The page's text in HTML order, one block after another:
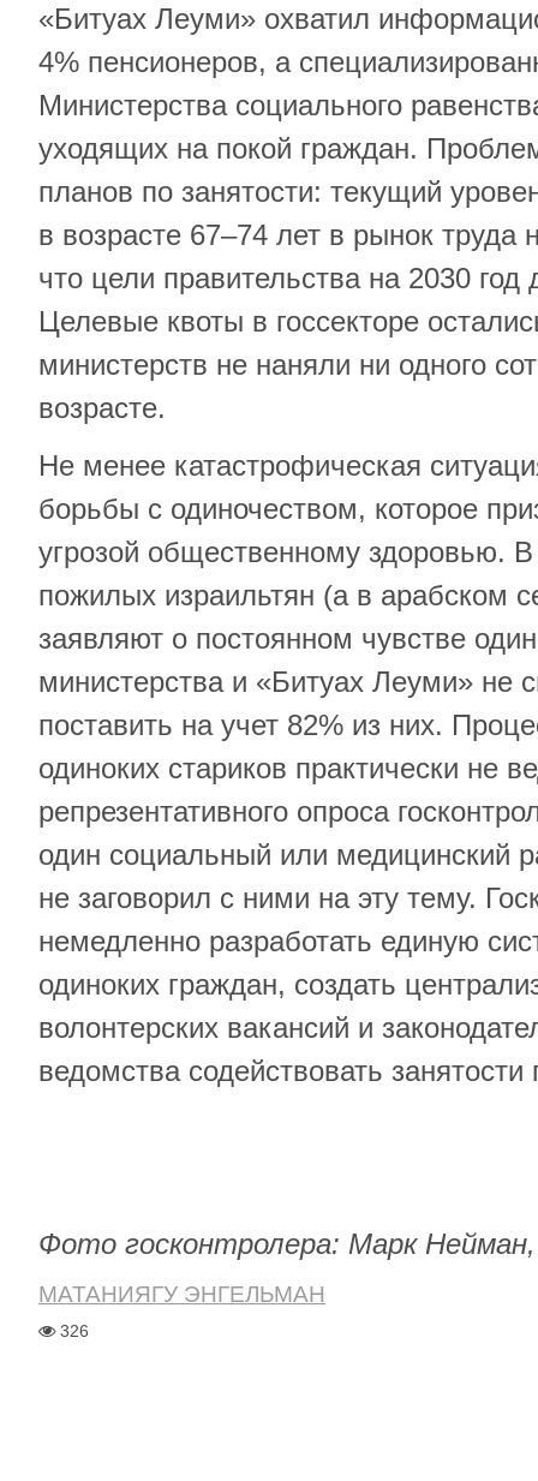
«Битуах Леуми» охватил
4% пенсионеров, а
Министерства социального
уходящих на покой граждан.
планов по занятости: текущий
в возрасте 67–74 лет в рынок труда
что цели правительства на 2030 год
Целевые квоты в госсекторе
министерств не наняли ни одного
возрасте.
Не менее катастрофическая
борьбы с одиночеством, которое
угрозой общественному здоровью.
пожилых израильтян (а в арабском
заявляют о постоянном чувстве
министерства и «Битуах Леуми» не
поставить на учет 82% из них.
одиноких стариков практически не
репрезентативного опроса
один социальный или медицинский
не заговорил с ними на эту тему.
немедленно разработать единую
одиноких граждан, создать
волонтерских вакансий и
ведомства содействовать
Фото госконтролера: Марк
МАТАНИЯГУ ЭНГЕЛЬМАН
326